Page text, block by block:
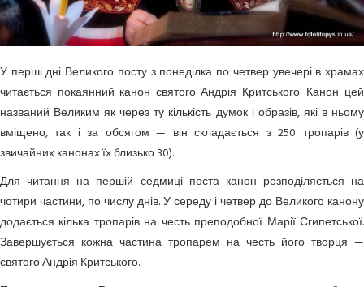
У перші дні Великого посту з понеділка по четвер увечері в храмах
читається покаянний канон святого Андрія Критського. Канон цей
названий Великим як через ту кількість думок і образів, які в ньому
вміщено, так і за обсягом — він складається з 250 тропарів (у
звичайних канонах їх близько 30).
Для читання на першій седмиці поста канон розподіляється на
чотири частини, по числу днів. У середу і четвер до Великого канону
додається кілька тропарів на честь преподобної Марії Єгипетської.
Завершується кожна частина тропарем на честь його творця —
святого Андрія Критського.